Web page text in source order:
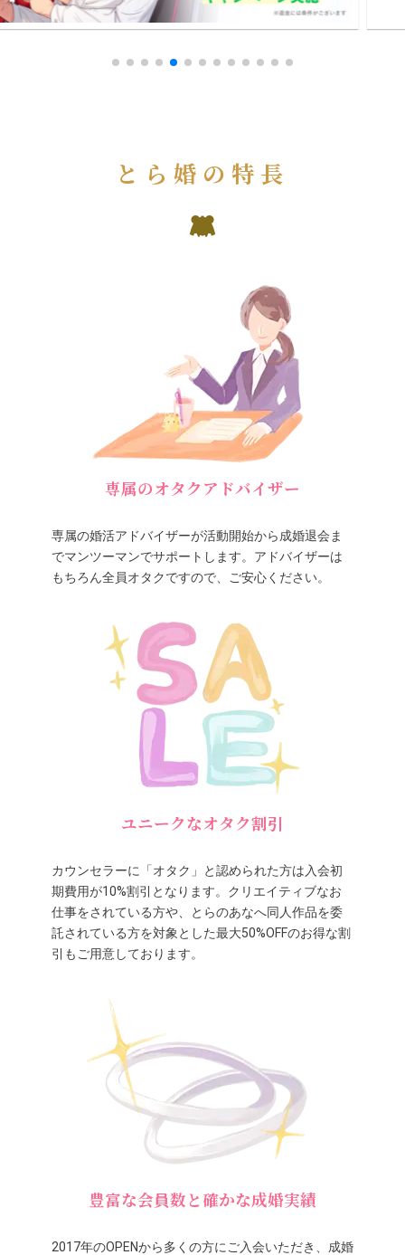
とら婚の特長
専属のオタクアドバイザー
専属の婚活アドバイザーが活動開始から成婚退会ま
でマンツーマンでサポートします。アドバイザーは
もちろん全員オタクですので、ご安心ください。
ユニークなオタク割引
カウンセラーに「オタク」と認められた方は入会初
期費用が10%割引となります。クリエイティブなお
仕事をされている方や、とらのあなへ同人作品を委
託されている方を対象とした最大50%OFFのお得な割
引もご用意しております。
豊富な会員数と確かな成婚実績
2017年のOPENから多くの方にご入会いただき、成婚